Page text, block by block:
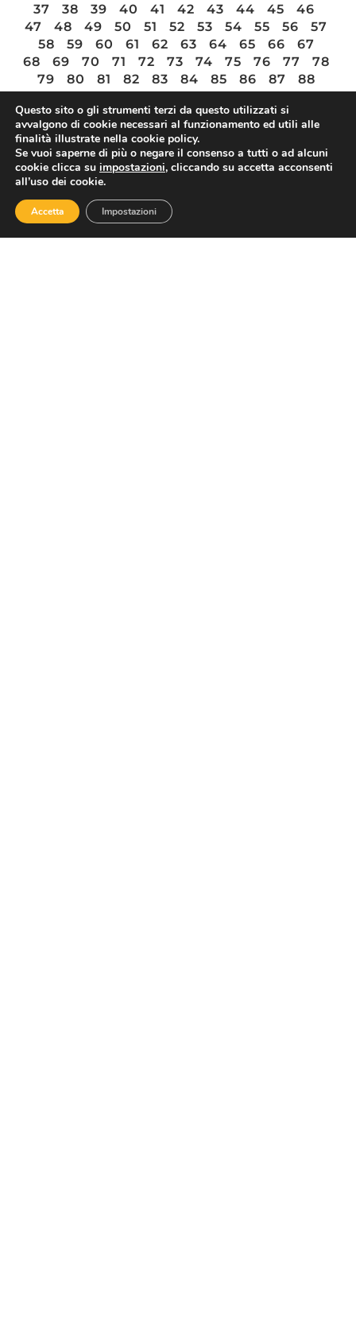
37
38 39 40 41 42 43 44 45
46
47
48 49 50 51 52 53 54 55 56
57
58
59 60 61 62 63 64 65 66
67
68
69 70 71 72 73 74 75 76 77
78
79
80 81 82 83 84 85 86 87
88
89
90 91 92 93 94 95 96 97
ASSOTURISMO
Questo sito o gli strumenti terzi da questo utilizzati si
avvalgono di cookie necessari al funzionamento ed utili alle
finalità illustrate nella cookie policy.
Se vuoi saperne di più o negare il consenso a tutti o ad alcuni
cookie clicca su impostazioni, cliccando su accetta acconsenti
all’uso dei cookie.
Accetta Impostazioni